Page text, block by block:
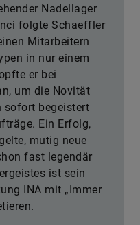
Nadellager
folgte Schaeffler
Mitarbeitern
in nur einem
er bei
um die Novität
sofort begeistert
Ein Erfolg,
mutig neue
fast legendär
ist sein
INA mit „Immer